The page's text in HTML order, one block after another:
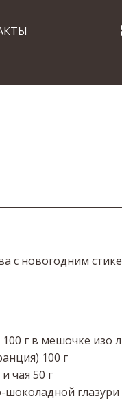
с новогодним
г в мешочке изо
100 г
чая 50 г
глазури